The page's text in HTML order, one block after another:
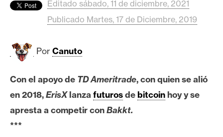
o
c
d
o
Editado sábado, 11 de diciembre, 2021
Publicado Martes, 17 de Diciembre, 2019
Por Canuto
Con el apoyo de TD Ameritrade, con quien se alió
en 2018,ErisXlanza futurosdebitcoinhoy y se
apresta a competir conBakkt.
***